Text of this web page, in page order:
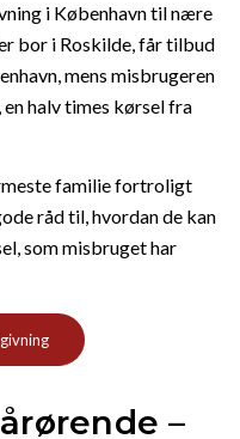
i København til nære
bor i Roskilde, får tilbud
mens misbrugeren
halv times kørsel fra
familie fortroligt
råd til, hvordan de kan
som misbruget har
–